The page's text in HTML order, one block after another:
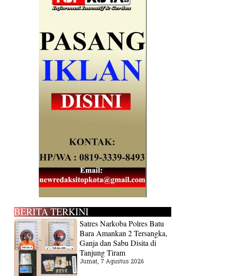
BERITA TERKINI
Satres Narkoba Polres Batu
Bara Amankan 2 Tersangka,
Ganja dan Sabu Disita di
Tanjung Tiram
Jumat, 7 Agustus 2026